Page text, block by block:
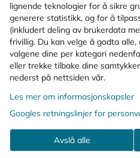
lignende teknologier for å sikre
generere statistikk, og for å
(inkludert deling av brukerdata
frivillig. Du kan velge å godta
valgene dine per kategori
eller trekke tilbake dine
nederst på nettsiden vår.
Les mer om informasjonskapsler
Googles retningslinjer for
Avslå alle